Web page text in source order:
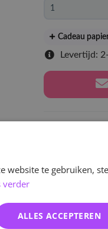
Cadeau
Levertijd:
website te gebruiken,
verder
ALLES ACCEPTEREN